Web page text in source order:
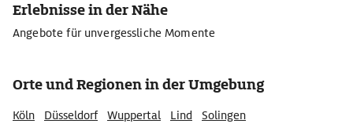
Erlebnisse in der Nähe
Angebote für unvergessliche Momente
Orte und Regionen in der Umgebung
Köln Düsseldorf Wuppertal Lind Solingen